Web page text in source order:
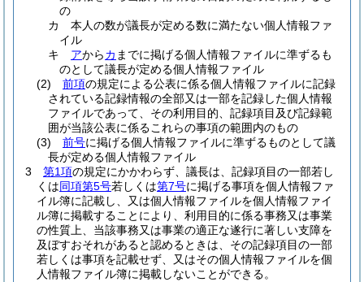
の
カ
本人の数が議長が定める数に満たない個人情報ファ
イル
キ
アからカ までに掲げる個人情報ファイルに準ずるも
のとして議長が定める個人情報ファイル
(2)
前項の規定による公表に係る個人情報ファイルに記録
されている記録情報の全部又は一部を記録した個人情報
ファイルであって、その利用目的、記録項目及び記録範
囲が当該公表に係るこれらの事項の範囲内のもの
(3)
前号に掲げる個人情報ファイルに準ずるものとして議
長が定める個人情報ファイル
3
第1項の規定にかかわらず、議長は、記録項目の一部若し
くは同項第5号若しくは第7号に掲げる事項を個人情報ファ
イル簿に記載し、又は個人情報ファイルを個人情報ファイ
ル簿に掲載することにより、利用目的に係る事務又は事業
の性質上、当該事務又は事業の適正な遂行に著しい支障を
及ぼすおそれがあると認めるときは、その記録項目の一部
若しくは事項を記載せず、又はその個人情報ファイルを個
人情報ファイル簿に掲載しないことができる。